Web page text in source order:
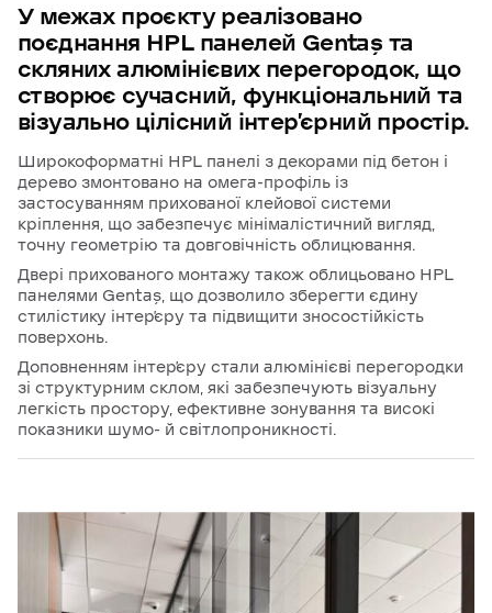
У межах проєкту реалізовано
поєднання HPL панелей Gentaş та
склянихалюмінієвих перегородок, що
створює сучасний, функціональний та
візуально цілісний інтер’єрний простір.
Широкоформатні HPL панелі з декорами під бетон і
дерево змонтовано на омега-профіль із
застосуванням прихованої клейової системи
кріплення, що забезпечує мінімалістичний вигляд,
точну геометрію та довговічність облицювання.
Двері прихованого монтажу також облицьовано HPL
панелями Gentaş, що дозволило зберегти єдину
стилістику інтер’єру та підвищити зносостійкість
поверхонь.
Доповненням інтер’єру стали алюмінієві перегородки
зі структурним склом, які забезпечують візуальну
легкість простору, ефективне зонування та високі
показники шумо- й світлопроникності.